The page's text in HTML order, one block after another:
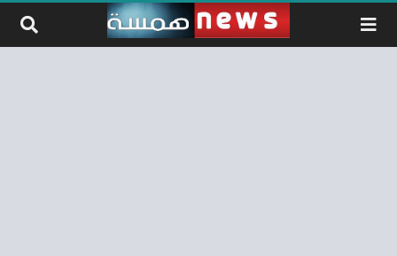
التخطي إلى المحتوى